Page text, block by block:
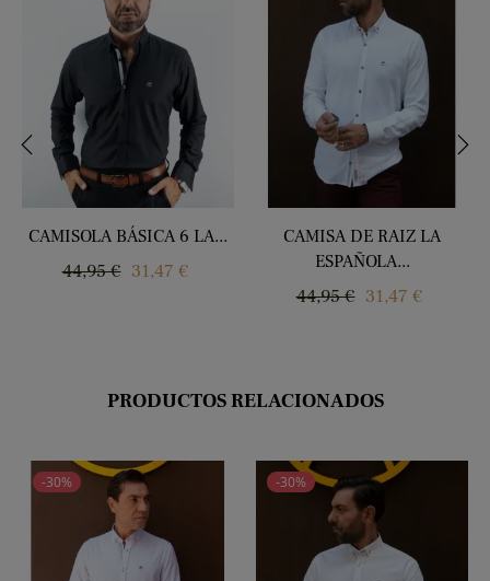
CAMISOLA BÁSICA 6 LA...
Regular
44,95 € Price
31,47 €
CAMISA DE RAIZ LA
ESPAÑOLA...
Regular
44,95 € Price
31,47 €
PRODUCTOS RELACIONADOS
-30% -30%